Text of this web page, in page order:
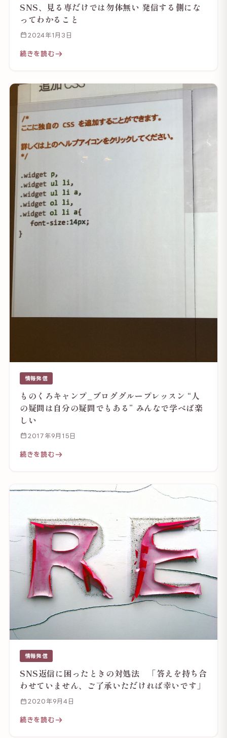
SNS、見る専だけでは勿体無い 発信する側にな
ってわかること
2024年1月3日
続きを読む
情報発信
ものくろキャンプ_ブロググループレッスン “人
の疑問は自分の疑問でもある” みんなで学べば楽
しい
2017年9月15日
続きを読む
情報発信
SNS返信に困ったときの対処法 「答えを持ち合
わせていません、ご了承いただければ幸いです」
2020年9月4日
続きを読む